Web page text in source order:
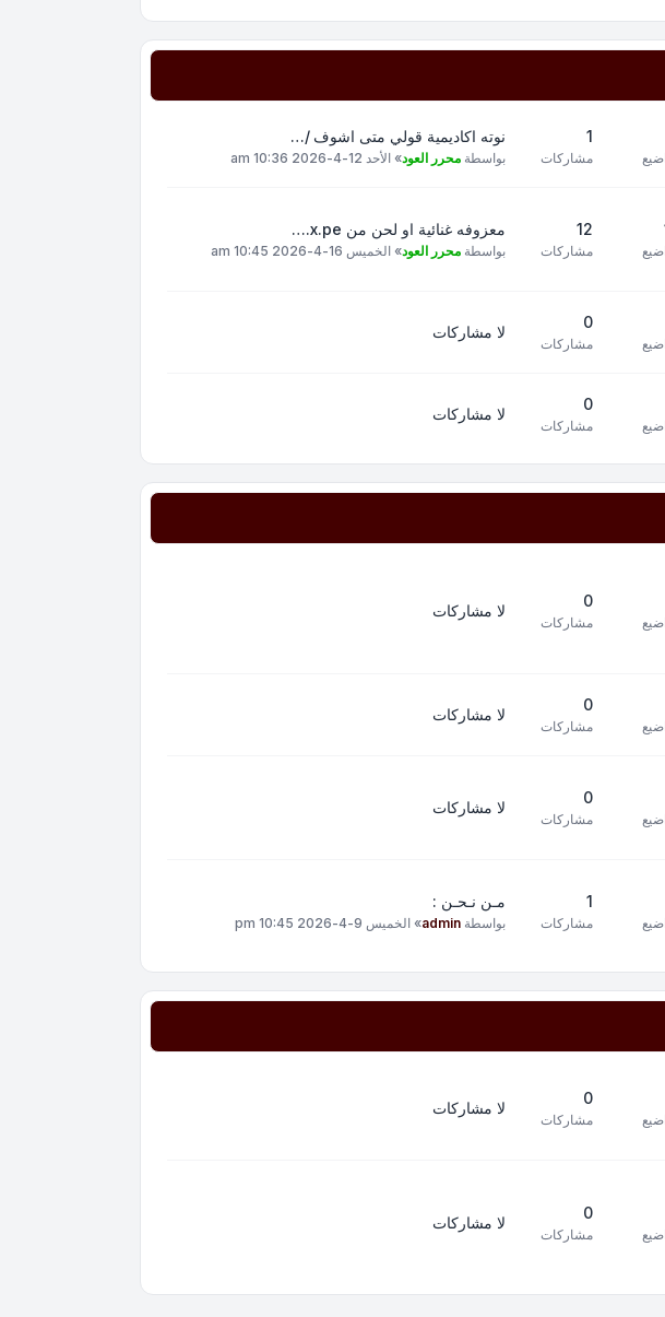
1
مشاركات
نوته اكاديمية قولي متى اشوف /…
بواسطة محرر العود» الأحد 12-4-2026 10:36 am
12
مشاركات
معزوفه غنائية او لحن من x.pe.…
بواسطة محرر العود» الخميس 16-4-2026 10:45 am
0
مشاركات
لا مشاركات
0
مشاركات
لا مشاركات
0
مشاركات
لا مشاركات
0
مشاركات
لا مشاركات
0
مشاركات
لا مشاركات
1
مشاركات
مـن نـحـن :
بواسطة admin
» الخميس 9-4-2026 10:45 pm
0
مشاركات
لا مشاركات
0
مشاركات
لا مشاركات